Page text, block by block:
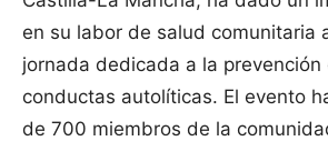
en su labor de salud comunitaria
jornada dedicada a la
conductas autolíticas. El evento
de 700 miembros de la